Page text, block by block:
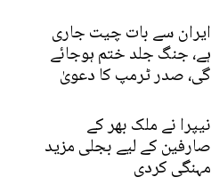
ایران سے بات چیت جاری
ہے، جنگ جلد ختم ہوجائے
گی، صدر ٹرمپ کا دعویٰ
نیپرا نے ملک بھر کے
صارفین کے لیے بجلی مزید
مہنگی کردی